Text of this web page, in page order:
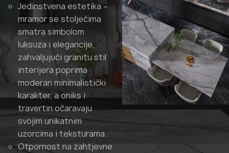
Jedinstvena estetika –
mramor se stoljećima
smatra simbolom
luksuza i elegancije,
zahvaljujući granitu stil
interijera poprima
moderan minimalistički
karakter, a oniks i
travertin očaravaju
svojim unikatnim
uzorcima i teksturama.
Otpornost na zahtjevne